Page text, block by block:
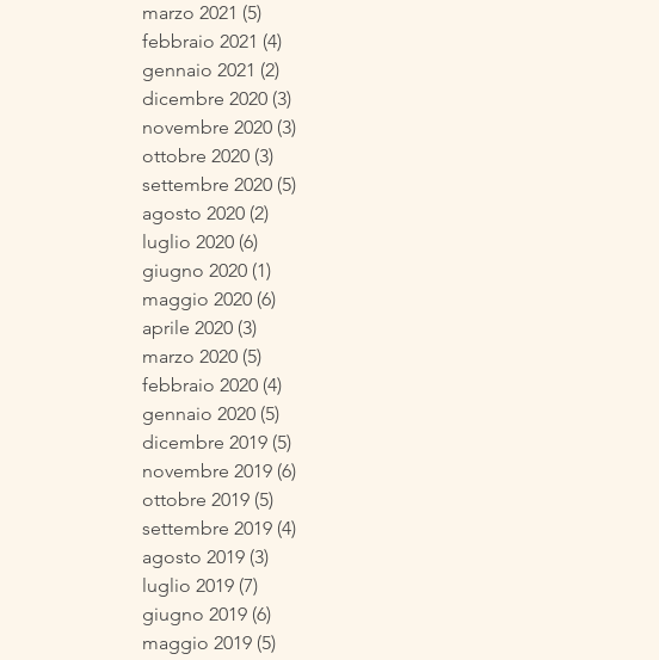
marzo 2021 (5)
febbraio 2021 (4)
gennaio 2021 (2)
dicembre 2020 (3)
novembre 2020 (3)
ottobre 2020 (3)
settembre 2020 (5)
agosto 2020 (2)
luglio 2020 (6)
giugno 2020 (1)
maggio 2020 (6)
aprile 2020 (3)
marzo 2020 (5)
febbraio 2020 (4)
gennaio 2020 (5)
dicembre 2019 (5)
novembre 2019 (6)
ottobre 2019 (5)
settembre 2019 (4)
agosto 2019 (3)
luglio 2019 (7)
giugno 2019 (6)
maggio 2019 (5)